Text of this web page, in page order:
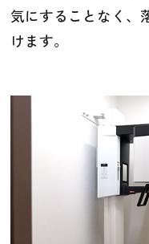
気にすることなく、
けます。